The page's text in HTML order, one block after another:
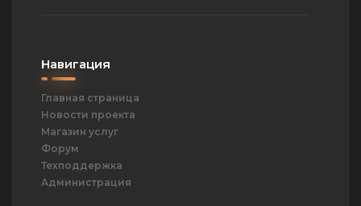
Навигация
Главная страница
Новости проекта
Магазин услуг
Форум
Техподдержка
Администрация